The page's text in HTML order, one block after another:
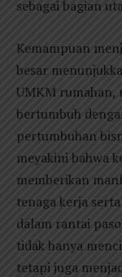
sebagai bagian
Kemampuan
besar
UMKM rumahan,
bertumbuh
pertumbuhan
meyakini bahwa
memberikan
tenaga kerja
dalam rantai
tidak hanya
tetapi juga